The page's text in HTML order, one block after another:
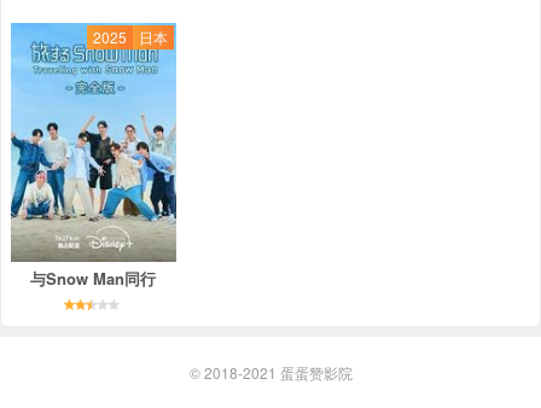
2025 日本
与Snow Man同行
© 2018-2021 蛋蛋赞影院